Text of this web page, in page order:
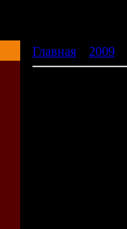
Главная 2009